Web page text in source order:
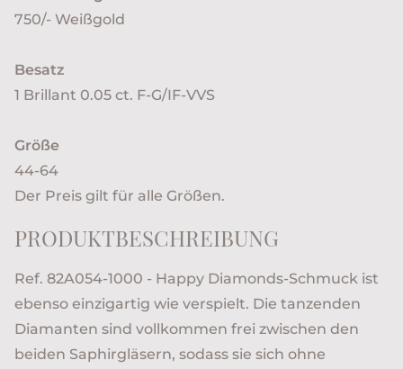
750/- Weißgold
Besatz
1 Brillant 0.05 ct. F-G/IF-VVS
Größe
44-64
Der Preis gilt für alle Größen.
PRODUKTBESCHREIBUNG
Ref. 82A054-1000 - Happy Diamonds-Schmuck ist
ebenso einzigartig wie verspielt. Die tanzenden
Diamanten sind vollkommen frei zwischen den
beiden Saphirgläsern, sodass sie sich ohne